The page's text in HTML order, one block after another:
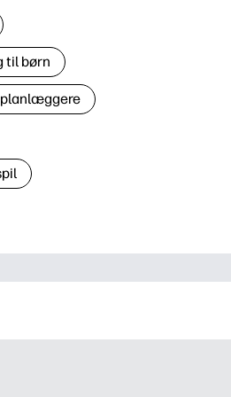
til børn
planlæggere